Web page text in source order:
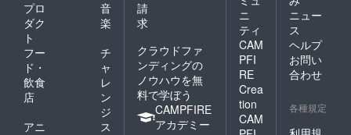
プロ
ダク
ト
音
楽
フー
ド・
飲食
店
チ
ャ
レ
ン
ジ
アニ
ス
請
求
クラウドファ
ンディングの
ノウハウを無
料で学ぼう
CAMPFIRE
アカデミー
ニ
ティ
CAM
PFI
RE
Crea
tion
CAM
ニュー
ス
ヘルプ
お問い
合わせ
各種規定